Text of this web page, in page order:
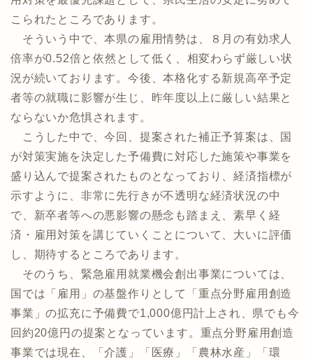
こられたところであります。
そういう中で、本県の雇用情勢は、８月の有効求人
倍率が0.52倍と依然として低く、相変わらず厳しい状
況が続いております。今後、本格化する新規高卒予定
者等の就職に影響が生じ、昨年度以上に厳しい結果と
ならないか危惧されます。
こうした中で、今回、提案された補正予算案は、国
が対策実施を決定した予備費に対応した施策や事業を
盛り込んで提案されたものとなっており、経済指標が
示すように、非常に先行きが不透明な経済状況の中
で、新卒者等への悪影響の懸念も踏まえ、素早く経
済・雇用対策を講じていくことについて、大いに評価
し、期待するところであります。
そのうち、緊急雇用就業機会創出事業については、
国では「雇用」の基盤作りとして「重点分野雇用創造
事業」の拡充に予備費で1,000億円計上され、県でも今
回約20億円の提案となっています。重点分野雇用創造
事業では現在、「介護」「医療」「農林水産」「環